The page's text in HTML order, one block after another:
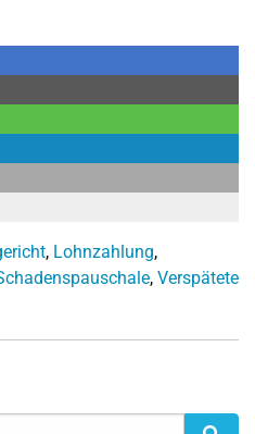
, Lohnzahlung,
, Verspätete